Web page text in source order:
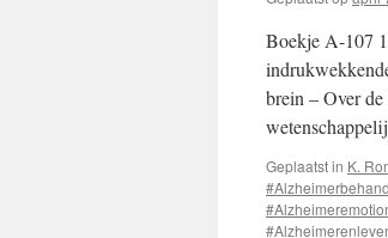
Boekje A-107
brein – Over
Geplaatst in K.